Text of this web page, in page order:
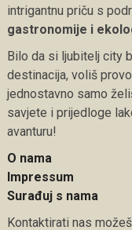
intrigantnu priču s
gastronomije i
Bilo da si ljubitelj city
destinacija, voliš
jednostavno samo
savjete i prijedloge
avanturu!
O nama
Impressum
Surađuj s nama
Kontaktirati nas možeš